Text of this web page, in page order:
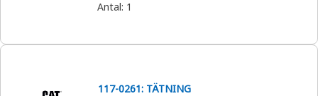
Antal: 1
117-0261: TÄTNING